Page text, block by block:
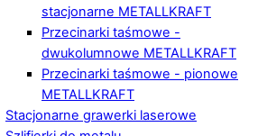
stacjonarne METALLKRAFT
Przecinarki taśmowe -
dwukolumnowe METALLKRAFT
Przecinarki taśmowe - pionowe
METALLKRAFT
Stacjonarne grawerki laserowe